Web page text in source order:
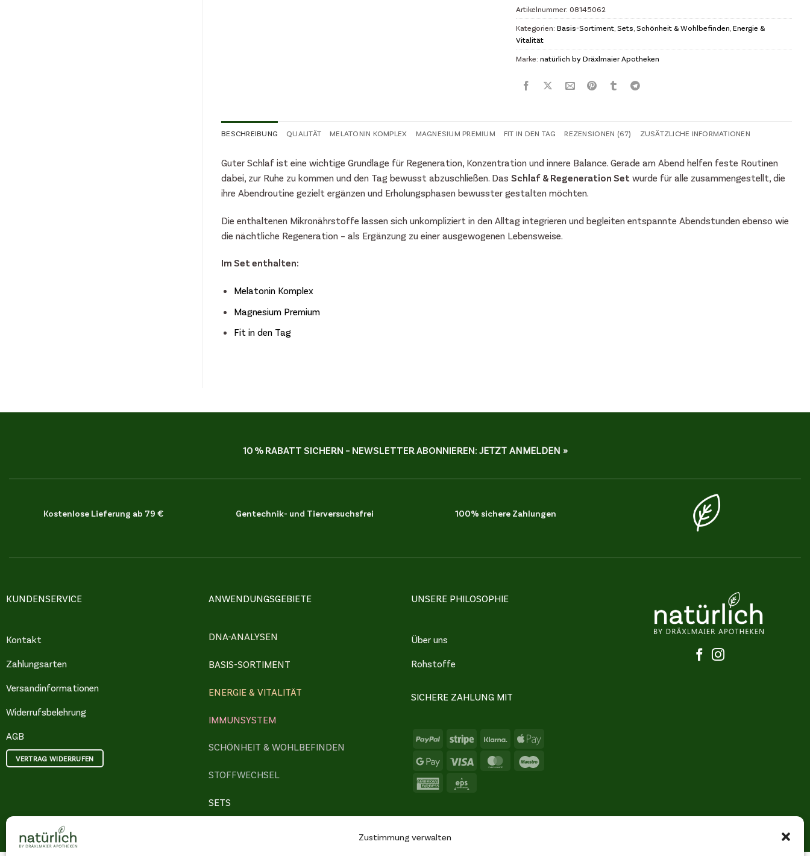
Zustimmung verwalten
Artikelnummer: 08145062
Kategorien: Basis-Sortiment, Sets Schönheit & Wohlbefinden Energie &
Vitalität
Marke: natürlich by Dräxlmaier Apotheken
BESCHREIBUNG QUALITÄT MELATONIN KOMPLEX MAGNESIUM PREMIUM FIT IN DEN TAG REZENSIONEN (67) ZUSÄTZLICHE INFORMATIONEN
Guter Schlaf ist eine wichtige Grundlage für Regeneration, Konzentration und innere Balance. Gerade am Abend helfen feste Routinen
dabei, zur Ruhe zu kommen und den Tag bewusst abzuschließen. Das Schlaf & Regeneration Set wurde für alle zusammengestellt, die
ihre Abendroutine gezielt ergänzen und Erholungsphasen bewusster gestalten möchten.
Die enthaltenen Mikronährstoffe lassen sich unkompliziert in den Alltag integrieren und begleiten entspannte Abendstunden ebenso wie
die nächtliche Regeneration – als Ergänzung zu einer ausgewogenen Lebensweise.
Im Set enthalten:
Melatonin Komplex
Magnesium Premium
Fit in den Tag
10 % RABATT SICHERN – NEWSLETTER ABONNIEREN: JETZT ANMELDEN »
Kostenlose Lieferung ab 79 € Gentechnik- und Tierversuchsfrei 100% sichere Zahlungen
KUNDENSERVICE
Kontakt
Zahlungsarten
Versandinformationen
Widerrufsbelehrung
AGB
VERTRAG WIDERRUFEN
ANWENDUNGSGEBIETE
DNA-ANALYSEN
BASIS-SORTIMENT
ENERGIE & VITALITÄT
IMMUNSYSTEM
SCHÖNHEIT & WOHLBEFINDEN
STOFFWECHSEL
SETS
UNSERE PHILOSOPHIE
Über uns
Rohstoffe
SICHERE ZAHLUNG MIT
PayPal Stripe Klarna
Apple
Google Visa MasterCard
American